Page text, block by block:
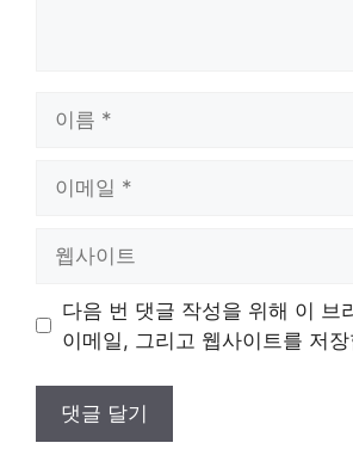
트
다음 번 댓글 작성을 위해 이 브
이메일, 그리고 웹사이트를 저